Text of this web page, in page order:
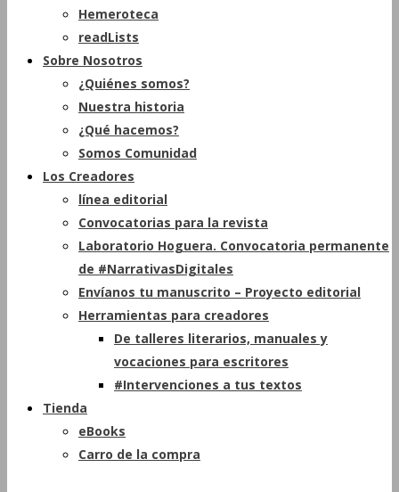
Hemeroteca
readLists
Sobre Nosotros
¿Quiénes somos?
Nuestra historia
¿Qué hacemos?
Somos Comunidad
Los Creadores
línea editorial
Convocatorias para la revista
Laboratorio Hoguera. Convocatoria permanente
de #NarrativasDigitales
Envíanos tu manuscrito – Proyecto editorial
Herramientas para creadores
De talleres literarios, manuales y
vocaciones para escritores
#Intervenciones a tus textos
Tienda
eBooks
Carro de la compra